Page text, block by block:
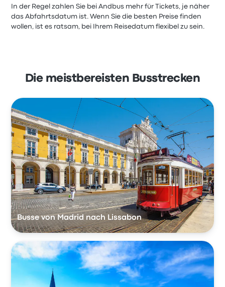
In der Regel zahlen Sie bei Andbus mehr für Tickets, je näher
das Abfahrtsdatum ist. Wenn Sie die besten Preise finden
wollen, ist es ratsam, bei Ihrem Reisedatum flexibel zu sein.
Die meistbereisten Busstrecken
Busse von Madrid nach Lissabon